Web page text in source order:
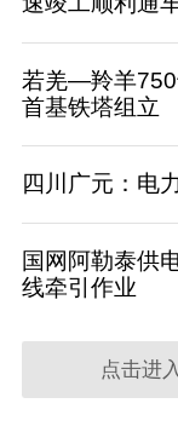
若羌—羚羊750
首基铁塔组立
四川广元：电
国网阿勒泰供
线牵引作业
点击进入